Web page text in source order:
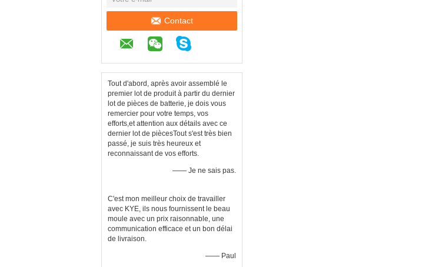
Contact
Tout d'abord, après avoir assemblé le
premier lot de produit à partir du dernier
lot de pièces de batterie, je dois vous
remercier pour votre temps, vos
efforts,et attention aux détails avec ce
dernier lot de piècesTout s'est très bien
passé, je suis très heureux et
reconnaissant de vos efforts.
—— Je ne sais pas.
C'est mon meilleur choix de travailler
avec KYE, ils nous fournissent le beau
moule avec un prix raisonnable, une
communication efficace et un bon délai
de livraison.
—— Paul